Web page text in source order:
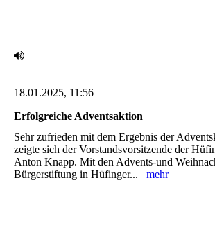
18.01.2025, 11:56
Erfolgreiche Adventsaktion ‎
Sehr zufrieden mit dem Ergebnis der
zeigte sich der Vorstandsvorsitzende ‎der
Anton Knapp. Mit den Advents-und
‎Bürgerstiftung in Hüfinger... mehr